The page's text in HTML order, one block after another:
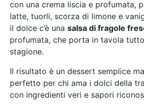
con una crema liscia e profumata,
latte, tuorli, scorza di limone e
il dolce c’è una salsa di fragole
profumata, che porta in tavola
stagione.
Il risultato è un dessert semplice
perfetto per chi ama i dolci della
con ingredienti veri e sapori